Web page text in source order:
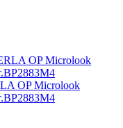
OP Microlook